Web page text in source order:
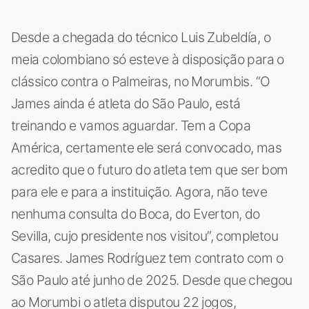
Desde a chegada do técnico Luis Zubeldía, o
meia colombiano só esteve à disposição para o
clássico contra o Palmeiras, no Morumbis. “O
James ainda é atleta do São Paulo, está
treinando e vamos aguardar. Tem a Copa
América, certamente ele será convocado, mas
acredito que o futuro do atleta tem que ser bom
para ele e para a instituição. Agora, não teve
nenhuma consulta do Boca, do Everton, do
Sevilla, cujo presidente nos visitou”, completou
Casares. James Rodríguez tem contrato com o
São Paulo até junho de 2025. Desde que chegou
ao Morumbi o atleta disputou 22 jogos,